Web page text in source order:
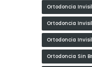
Ortodoncia
Ortodoncia
Ortodoncia
Ortodoncia Sin